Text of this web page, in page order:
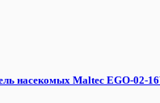
насекомых Maltec EGO-02-